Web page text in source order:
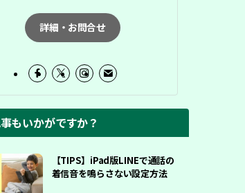
詳細・お問合せ
もいかがですか？
【TIPS】iPad版LINEで通話の
着信音を鳴らさない設定方法